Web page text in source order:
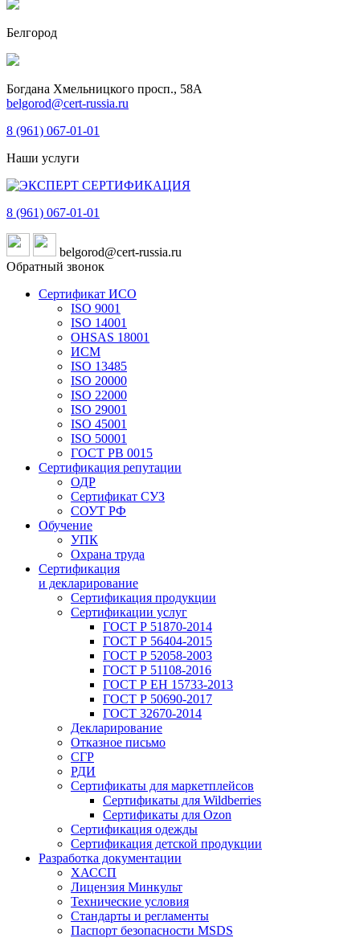
Белгород
Богдана Хмельницкого просп., 58А
belgorod@cert-russia.ru
8 (961) 067-01-01
Наши услуги
8 (961) 067-01-01
belgorod@cert-russia.ru
Обратный звонок
Сертификат ИСО
ISO 9001
ISO 14001
OHSAS 18001
ИСМ
ISO 13485
ISO 20000
ISO 22000
ISO 29001
ISO 45001
ISO 50001
ГОСТ РВ 0015
Сертификация репутации
ОДР
Сертификат СУЗ
СОУТ РФ
Обучение
УПК
Охрана труда
Сертификация
и декларирование
Сертификация продукции
Сертификации услуг
ГОСТ Р 51870-2014
ГОСТ Р 56404-2015
ГОСТ Р 52058-2003
ГОСТ Р 51108-2016
ГОСТ Р ЕН 15733-2013
ГОСТ Р 50690-2017
ГОСТ 32670-2014
Декларирование
Отказное письмо
СГР
РДИ
Сертификаты для маркетплейсов
Сертификаты для Wildberries
Сертификаты для Ozon
Сертификация одежды
Сертификация детской продукции
Разработка документации
ХАССП
Лицензия Минкульт
Технические условия
Стандарты и регламенты
Паспорт безопасности MSDS